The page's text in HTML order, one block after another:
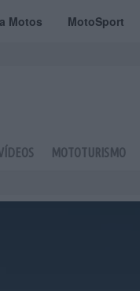
Motos MotoSport
MOTOTURISMO